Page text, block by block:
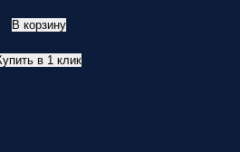
В корзину
в 1 клик